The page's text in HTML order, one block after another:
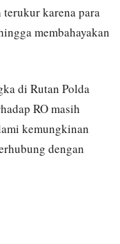
karena para
membahayakan
di Rutan Polda
RO masih
kemungkinan
dengan